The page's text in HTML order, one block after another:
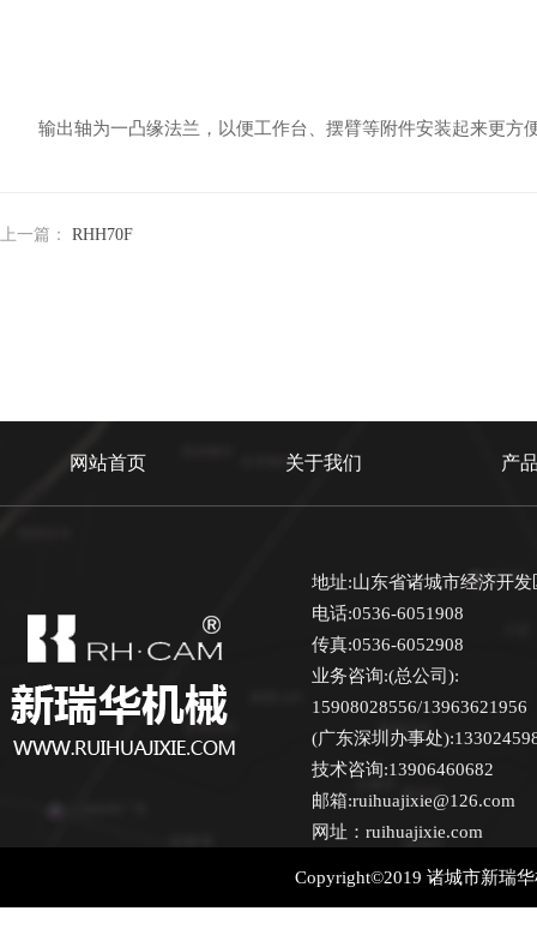
输出轴为一凸缘法兰，以便工作台、摆臂等附件安装起来更方
上一篇： RHH70F
网站首页 关于我们 产
地址:山东省诸城市经济开
电话:0536-6051908
传真:0536-6052908
业务咨询:(总公司):
15908028556/13963621956
(广东深圳办事处
技术咨询:13906460682
邮箱:ruihuajixie@126.com
网址：ruihuajixie.com
Copyright©2019 诸城市新瑞